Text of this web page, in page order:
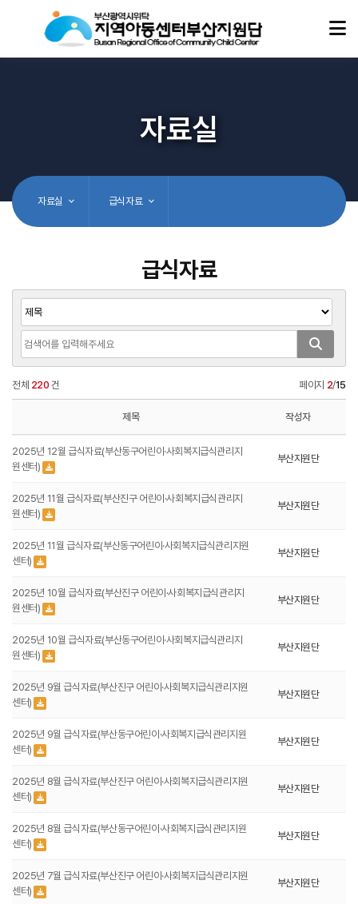
자료실
자료실 급식자료
급식자료
전체 220 건 페이지 2/15
제목 작성자
2025년 12월 급식자료(부산동구어린이·사회복지급식관리지
원센터)
부산지원단
2025년 11월 급식자료(부산진구 어린이·사회복지급식관리지
원센터)
부산지원단
2025년 11월 급식자료(부산동구어린이·사회복지급식관리지원
센터)
부산지원단
2025년 10월 급식자료(부산진구 어린이·사회복지급식관리지
원센터)
부산지원단
2025년 10월 급식자료(부산동구어린이·사회복지급식관리지
원센터)
부산지원단
2025년 9월 급식자료(부산진구 어린이·사회복지급식관리지원
센터)
부산지원단
2025년 9월 급식자료(부산동구어린이·사회복지급식관리지원
센터)
부산지원단
2025년 8월 급식자료(부산진구 어린이·사회복지급식관리지원
센터)
부산지원단
2025년 8월 급식자료(부산동구어린이·사회복지급식관리지원
센터)
부산지원단
2025년 7월 급식자료(부산진구 어린이·사회복지급식관리지원
센터)
부산지원단